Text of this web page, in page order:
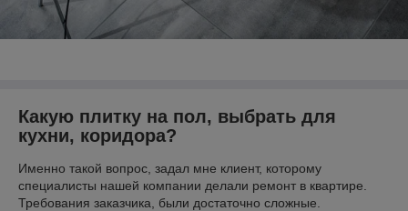
Какую плитку на пол, выбрать для
кухни, коридора?
Именно такой вопрос, задал мне клиент, которому
специалисты нашей компании делали ремонт в квартире.
Требования заказчика, были достаточно сложные.